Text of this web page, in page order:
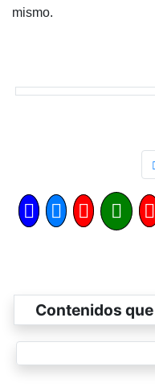
mismo.
Contenidos